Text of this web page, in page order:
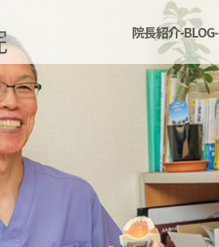
院長紹介-BLOG-